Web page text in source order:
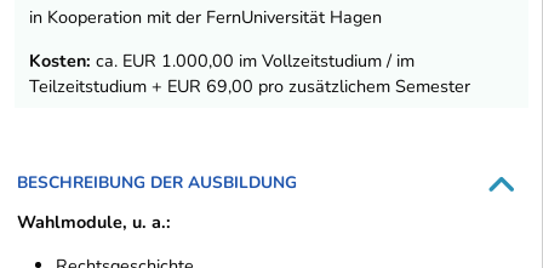
in Kooperation mit der FernUniversität Hagen
Kosten: ca. EUR 1.000,00 im Vollzeitstudium / im
Teilzeitstudium + EUR 69,00 pro zusätzlichem Semester
BESCHREIBUNG DER AUSBILDUNG
Wahlmodule, u. a.: